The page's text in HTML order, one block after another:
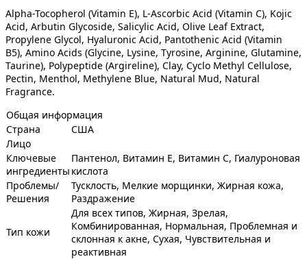
Alpha-Tocopherol (Vitamin E), L-Ascorbic Acid (Vitamin C), Kojic
Acid, Arbutin Glycoside, Salicylic Acid, Olive Leaf Extract,
Propylene Glycol, Hyaluronic Acid, Pantothenic Acid (Vitamin
B5), Amino Acids (Glycine, Lysine, Tyrosine, Arginine, Glutamine,
Taurine), Polypeptide (Argireline), Clay, Cyclo Methyl Cellulose,
Pectin, Menthol, Methylene Blue, Natural Mud, Natural
Fragrance.
Общая информация
Страна
США
Лицо
Ключевые
ингредиенты
Пантенол, Витамин Е, Витамин С, Гиалуроновая
кислота
Проблемы/
Решения
Тусклость, Мелкие морщинки, Жирная кожа,
Раздражение
Тип кожи
Для всех типов, Жирная, Зрелая,
Комбинированная, Нормальная, Проблемная и
склонная к акне, Сухая, Чувствительная и
реактивная